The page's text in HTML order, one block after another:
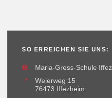
SO ERREICHEN SIE UNS:
🏫
Maria-Gress-Schule
📍
Weierweg 15
76473 Iffezheim